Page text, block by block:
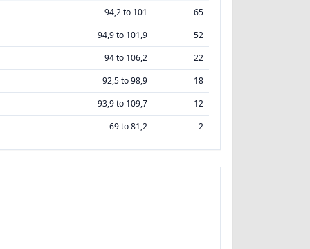
94,2 to 101
65
94,9 to 101,9
52
94 to 106,2
22
92,5 to 98,9
18
93,9 to 109,7
12
69 to 81,2
2